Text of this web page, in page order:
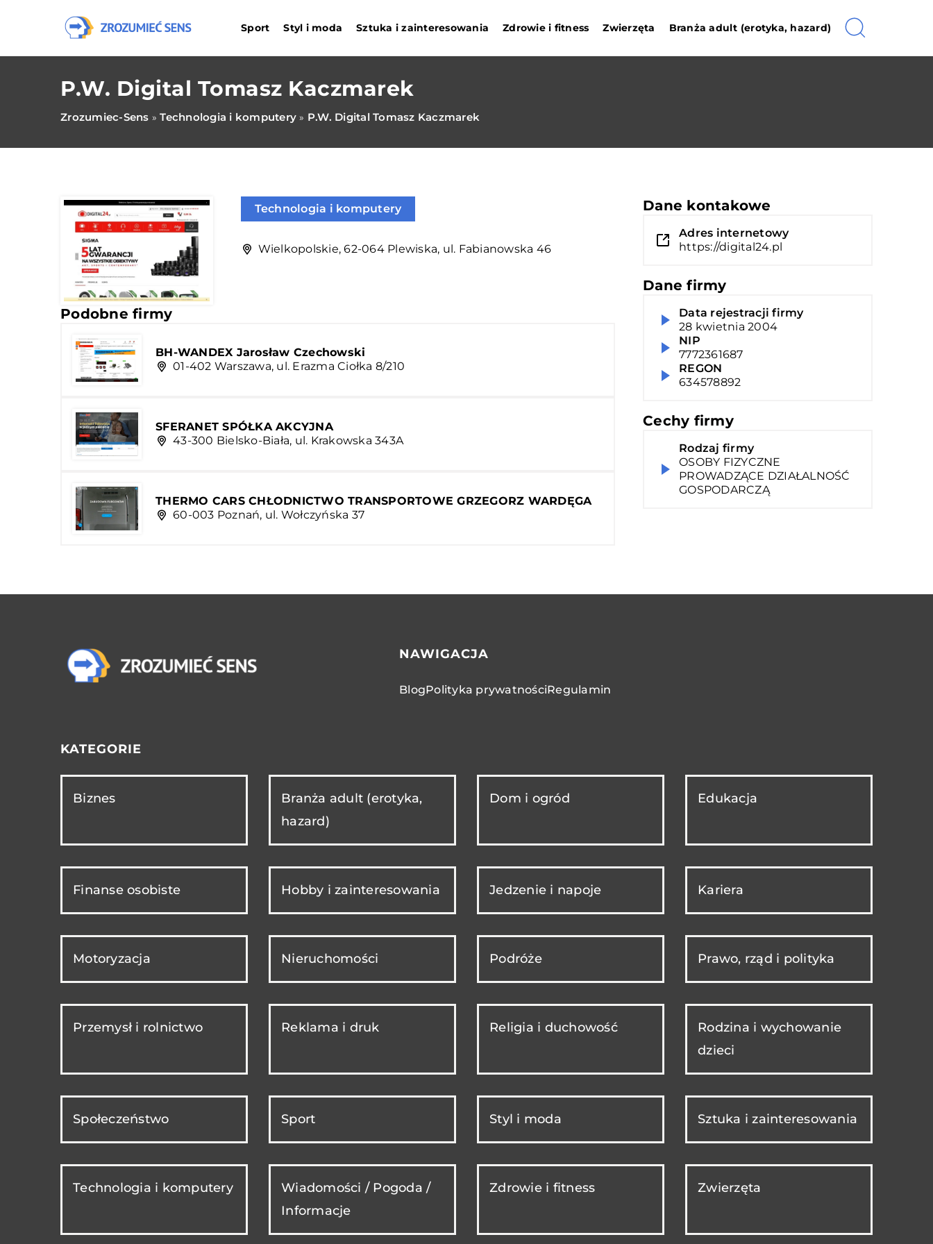
Sport Styl i moda Sztuka i zainteresowania Zdrowie i fitness Zwierzęta Branża adult (erotyka, hazard)
P.W. Digital Tomasz Kaczmarek
Zrozumiec-Sens »Technologia i komputery » P.W. Digital Tomasz Kaczmarek
Technologia i komputery
Wielkopolskie, 62-064 Plewiska, ul. Fabianowska 46
Podobne firmy
BH-WANDEX Jarosław Czechowski
01-402 Warszawa, ul. Erazma Ciołka 8/210
SFERANET SPÓŁKA AKCYJNA
43-300 Bielsko-Biała, ul. Krakowska 343A
THERMO CARS CHŁODNICTWO TRANSPORTOWE GRZEGORZ WARDĘGA
60-003 Poznań, ul. Wołczyńska 37
Dane kontakowe
Adres internetowy
https://digital24.pl
Dane firmy
Data rejestracji firmy
28 kwietnia 2004
NIP
7772361687
REGON
634578892
Cechy firmy
Rodzaj firmy
OSOBY FIZYCZNE
PROWADZĄCE DZIAŁALNOŚĆ
GOSPODARCZĄ
NAWIGACJA
BlogPolityka prywatnościRegulamin
KATEGORIE
Biznes
Branża adult (erotyka,
hazard)
Dom i ogród Edukacja
Finanse osobiste Hobby i zainteresowania Jedzenie i napoje Kariera
Motoryzacja Nieruchomości Podróże Prawo, rząd i polityka
Przemysł i rolnictwo Reklama i druk Religia i duchowość
Rodzina i wychowanie
dzieci
Społeczeństwo Sport Styl i moda Sztuka i zainteresowania
Technologia i komputery
Wiadomości / Pogoda /
Informacje
Zdrowie i fitness Zwierzęta